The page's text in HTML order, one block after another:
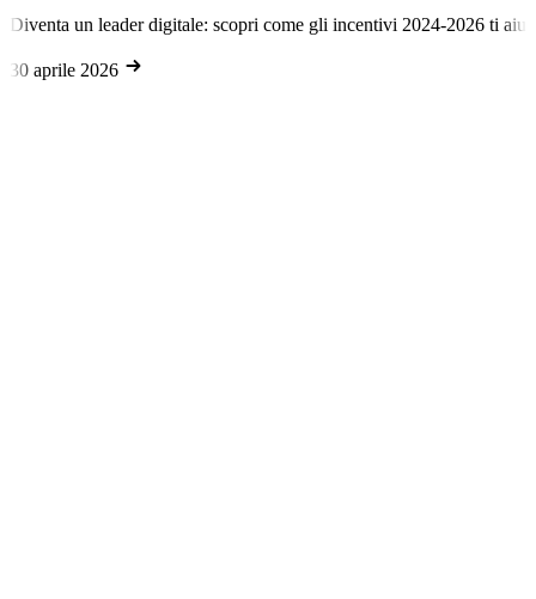
Diventa un leader digitale: scopri come gli incentivi 2024-2026 ti
30 aprile 2026